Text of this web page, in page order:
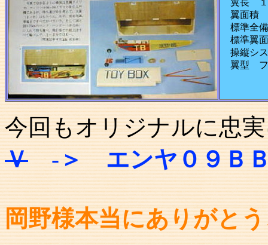
翼長 １
翼面積
標準全
標準翼
操縦シ
翼型 フ
今回もオリジナルに忠
Ｖ-＞ エンヤ０９ＢＢ
岡野様本当にありがと